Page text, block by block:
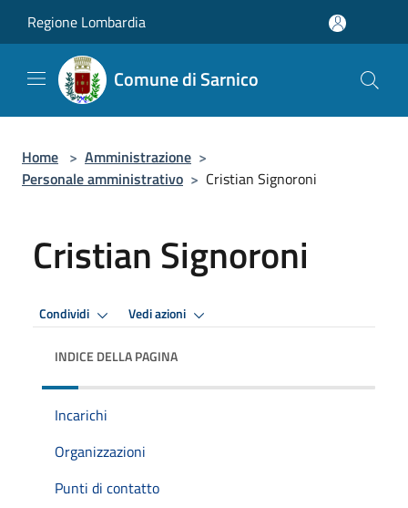
Regione Lombardia
Comune di Sarnico
Home > Amministrazione >
Personale amministrativo > Cristian Signoroni
Cristian Signoroni
Condividi Vedi azioni
INDICE DELLA PAGINA
Incarichi
Organizzazioni
Punti di contatto